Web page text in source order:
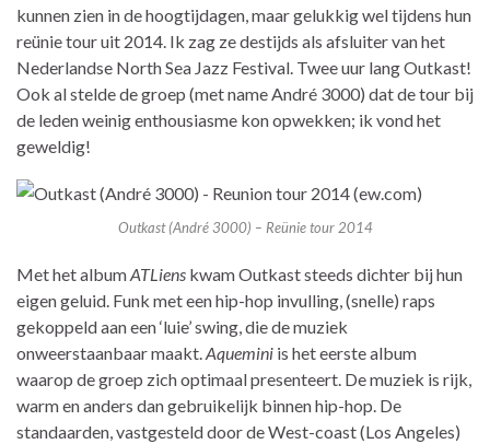
kunnen zien in de hoogtijdagen, maar gelukkig wel tijdens hun
reünie tour uit 2014. Ik zag ze destijds als afsluiter van het
Nederlandse North Sea Jazz Festival. Twee uur lang Outkast!
Ook al stelde de groep (met name André 3000) dat de tour bij
de leden weinig enthousiasme kon opwekken; ik vond het
geweldig!
Outkast (André 3000) – Reünie tour 2014
Met het albumATLiens kwam Outkast steeds dichter bij hun
eigen geluid. Funk met een hip-hop invulling, (snelle) raps
gekoppeld aan een ‘luie’ swing, die de muziek
onweerstaanbaar maakt.Aquemini is het eerste album
waarop de groep zich optimaal presenteert. De muziek is rijk,
warm en anders dan gebruikelijk binnen hip-hop. De
standaarden, vastgesteld door de West-coast (Los Angeles)